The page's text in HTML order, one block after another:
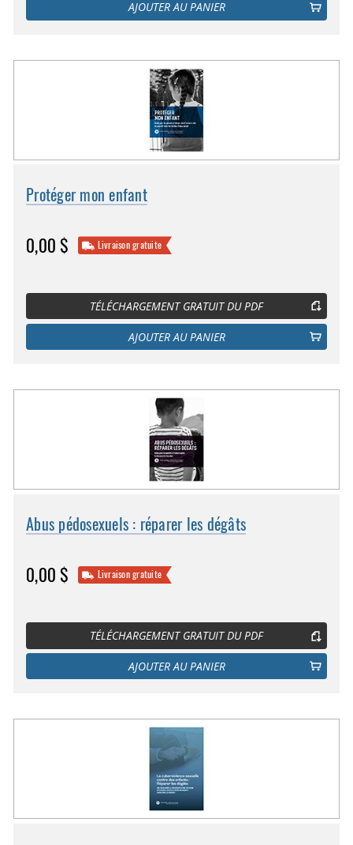
AJOUTER AU PANIER
Protéger mon enfant
0,00 $ Livraison gratuite
TÉLÉCHARGEMENT GRATUIT DU PDF
AJOUTER AU PANIER
Abus pédosexuels : réparer les dégâts
0,00 $ Livraison gratuite
TÉLÉCHARGEMENT GRATUIT DU PDF
AJOUTER AU PANIER